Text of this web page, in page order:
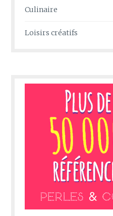
Culinaire
Loisirs créatifs